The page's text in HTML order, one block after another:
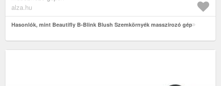
alza.hu
Hasonlók, mint Beautifly B-Blink Blush Szemkörnyék masszírozó gép